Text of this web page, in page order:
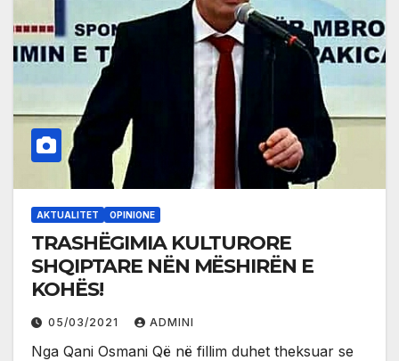
AKTUALITET OPINIONE
TRASHËGIMIA KULTURORE
SHQIPTARE NËN MËSHIRËN E
KOHËS!
05/03/2021 ADMINI
Nga Qani Osmani Që në fillim duhet theksuar se